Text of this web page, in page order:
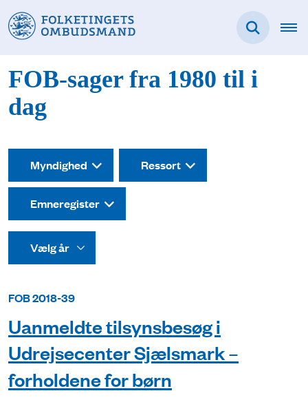
FOB-sager fra 1980 til i
dag
Myndighed Ressort
Emneregister
FOB 2018-39
Uanmeldte tilsynsbesøg i
Udrejsecenter Sjælsmark –
forholdene for børn